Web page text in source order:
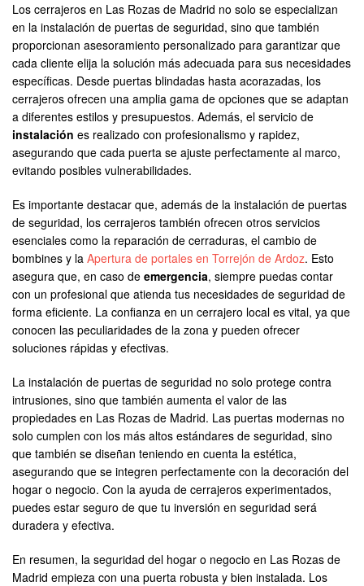
Los cerrajeros en Las Rozas de Madrid no solo se especializan
en la instalación de puertas de seguridad, sino que también
proporcionan asesoramiento personalizado para garantizar que
cada cliente elija la solución más adecuada para sus necesidades
específicas. Desde puertas blindadas hasta acorazadas, los
cerrajeros ofrecen una amplia gama de opciones que se adaptan
a diferentes estilos y presupuestos. Además, el servicio de
instalación es realizado con profesionalismo y rapidez,
asegurando que cada puerta se ajuste perfectamente al marco,
evitando posibles vulnerabilidades.
Es importante destacar que, además de la instalación de puertas
de seguridad, los cerrajeros también ofrecen otros servicios
esenciales como la reparación de cerraduras, el cambio de
bombines y la Apertura de portales en Torrejón de Ardoz. Esto
asegura que, en caso de emergencia, siempre puedas contar
con un profesional que atienda tus necesidades de seguridad de
forma eficiente. La confianza en un cerrajero local es vital, ya que
conocen las peculiaridades de la zona y pueden ofrecer
soluciones rápidas y efectivas.
La instalación de puertas de seguridad no solo protege contra
intrusiones, sino que también aumenta el valor de las
propiedades en Las Rozas de Madrid. Las puertas modernas no
solo cumplen con los más altos estándares de seguridad, sino
que también se diseñan teniendo en cuenta la estética,
asegurando que se integren perfectamente con la decoración del
hogar o negocio. Con la ayuda de cerrajeros experimentados,
puedes estar seguro de que tu inversión en seguridad será
duradera y efectiva.
En resumen, la seguridad del hogar o negocio en Las Rozas de
Madrid empieza con una puerta robusta y bien instalada. Los